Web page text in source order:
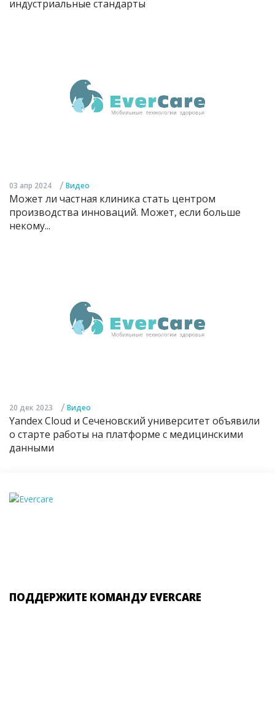
индустриальные стандарты
03 апр 2024 / Видео
Может ли частная клиника стать центром
производства инноваций. Может, если больше
некому...
20 дек 2023 / Видео
Yandex Cloud и Сеченовский университет объявили
о старте работы на платформе с медицинскими
данными
ПОДДЕРЖИТЕ КОМАНДУ EVERCARE